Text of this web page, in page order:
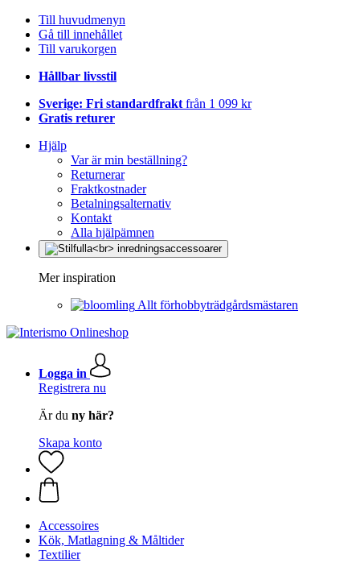
Till huvudmenyn
Gå till innehållet
Till varukorgen
Hållbar livsstil
Sverige: Fri standardfrakt från 1 099 kr
Gratis returer
Hjälp
Var är min beställning?
Returnerar
Fraktkostnader
Betalningsalternativ
Kontakt
Alla hjälpämnen
Mer inspiration
Allt förhobbyträdgårdsmästaren
Logga in
Registrera nu
Är du ny här?
Skapa konto
Accessoires
Kök, Matlagning & Måltider
Textilier